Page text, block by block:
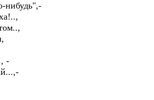
нибудь",-
-